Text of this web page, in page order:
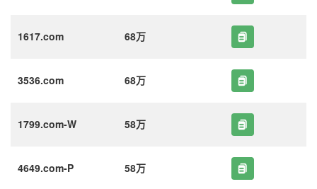
1617.com 68万
3536.com 68万
1799.com-W 58万
4649.com-P 58万